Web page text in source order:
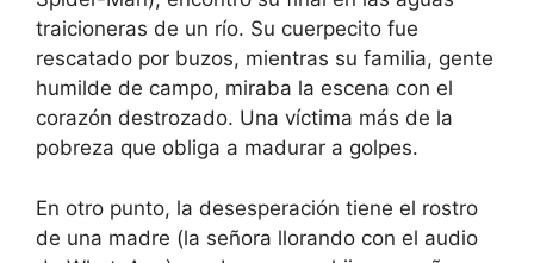
traicioneras de un río. Su cuerpecito fue
rescatado por buzos, mientras su familia, gente
humilde de campo, miraba la escena con el
corazón destrozado. Una víctima más de la
pobreza que obliga a madurar a golpes.
En otro punto, la desesperación tiene el rostro
de una madre (la señora llorando con el audio